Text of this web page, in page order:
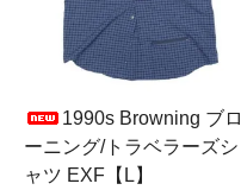
1990s Browning ブロ
ーニング/トラベラーズシ
ャツ EXF【L】